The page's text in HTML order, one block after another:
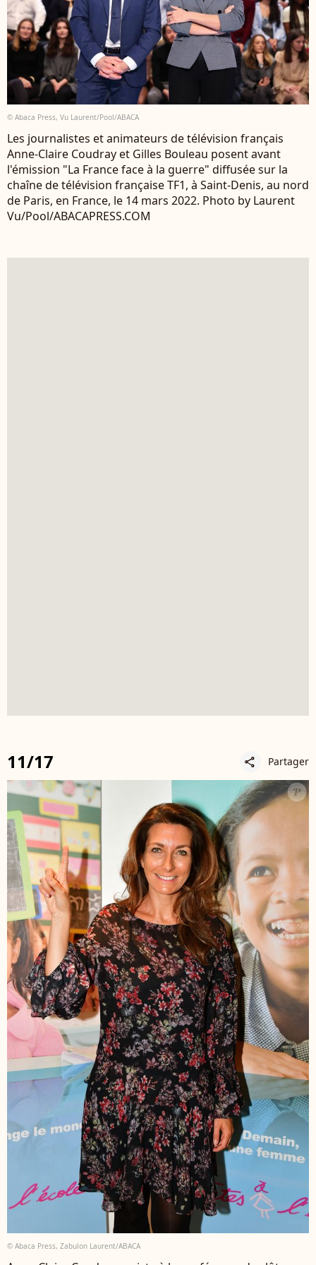
© Abaca Press, Vu Laurent/Pool/ABACA
Les journalistes et animateurs de télévision français
Anne-Claire Coudray et Gilles Bouleau posent avant
l'émission "La France face à la guerre" diffusée sur la
chaîne de télévision française TF1, à Saint-Denis, au nord
de Paris, en France, le 14 mars 2022. Photo by Laurent
Vu/Pool/ABACAPRESS.COM
11/17 share Partager
© Abaca Press, Zabulon Laurent/ABACA